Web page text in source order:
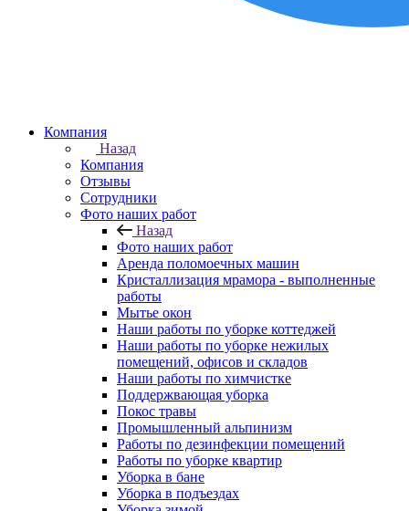
Компания
Назад
Компания
Отзывы
Сотрудники
Фото наших работ
Назад
Фото наших работ
Аренда поломоечных машин
Кристаллизация мрамора - выполненные
работы
Мытье окон
Наши работы по уборке коттеджей
Наши работы по уборке нежилых
помещений, офисов и складов
Наши работы по химчистке
Поддержвающая уборка
Покос травы
Промышленный альпинизм
Работы по дезинфекции помещений
Работы по уборке квартир
Уборка в бане
Уборка в подъездах